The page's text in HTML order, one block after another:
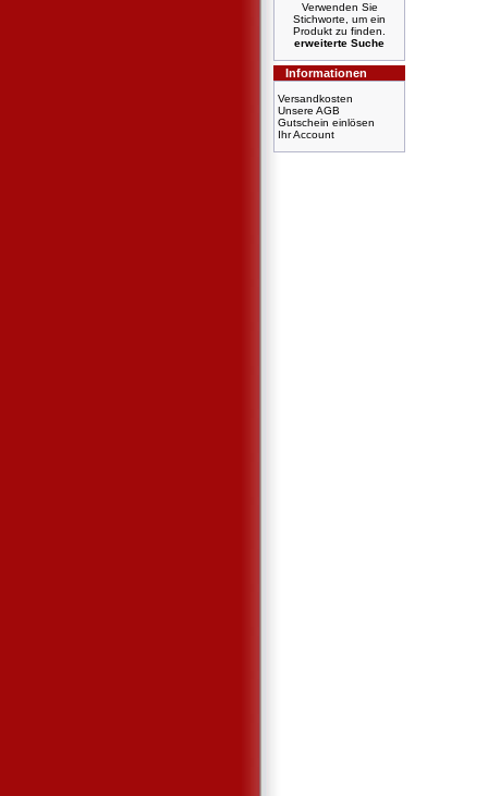
Verwenden Sie
Stichworte, um ein
Produkt zu finden.
erweiterte Suche
Informationen
Versandkosten
Unsere AGB
Gutschein einlösen
Ihr Account